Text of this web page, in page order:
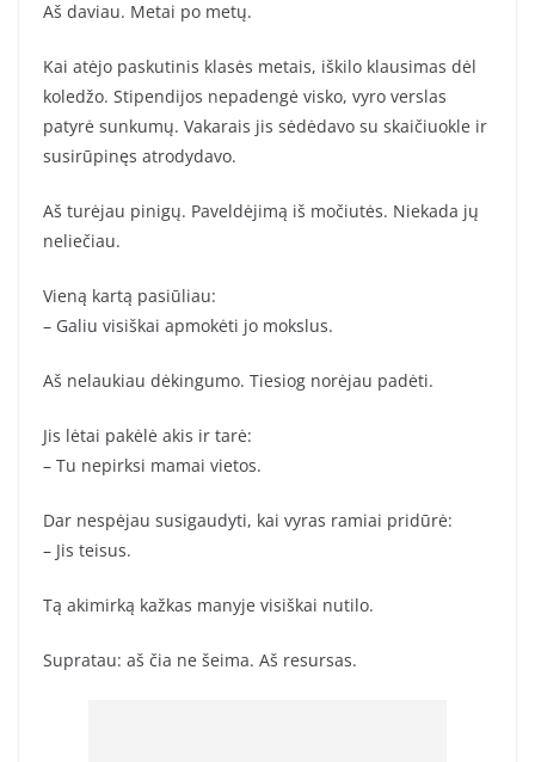
Aš daviau. Metai po metų.
Kai atėjo paskutinis klasės metais, iškilo klausimas dėl
koledžo. Stipendijos nepadengė visko, vyro verslas
patyrė sunkumų. Vakarais jis sėdėdavo su skaičiuokle ir
susirūpinęs atrodydavo.
Aš turėjau pinigų. Paveldėjimą iš močiutės. Niekada jų
neliečiau.
Vieną kartą pasiūliau:
– Galiu visiškai apmokėti jo mokslus.
Aš nelaukiau dėkingumo. Tiesiog norėjau padėti.
Jis lėtai pakėlė akis ir tarė:
– Tu nepirksi mamai vietos.
Dar nespėjau susigaudyti, kai vyras ramiai pridūrė:
– Jis teisus.
Tą akimirką kažkas manyje visiškai nutilo.
Supratau: aš čia ne šeima. Aš resursas.